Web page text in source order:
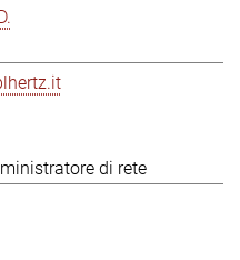
di rete